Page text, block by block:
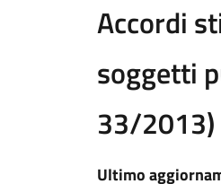
Accordi
soggetti
33/2013)
Ultimo